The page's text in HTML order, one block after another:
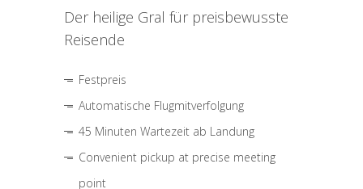
Der heilige Gral für preisbewusste
Reisende
Festpreis
Automatische Flugmitverfolgung
45 Minuten Wartezeit ab Landung
Convenient pickup at precise meeting
point